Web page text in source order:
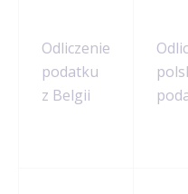
Odliczenie
podatku
z Belgii